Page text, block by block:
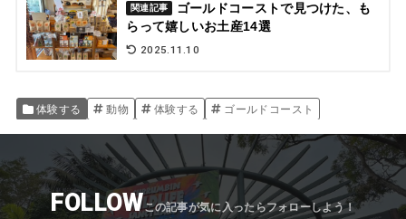
関連記事
ゴールドコーストで見つけた、も
らって嬉しいお土産14選
2025.11.10
体験する 動物 体験する ゴールドコースト
FOLLOW